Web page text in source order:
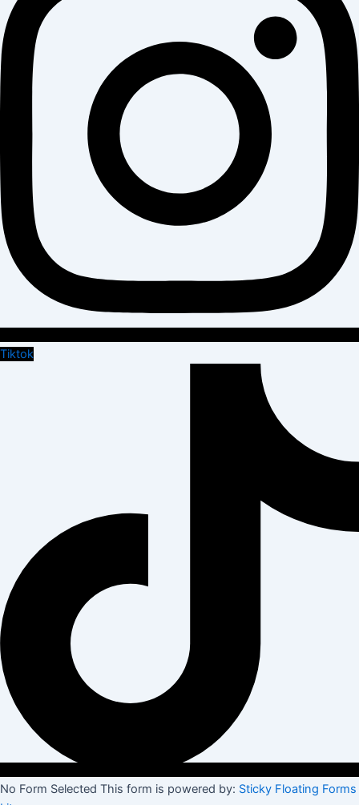
Tiktok
No Form Selected This form is powered by: Sticky Floating Forms